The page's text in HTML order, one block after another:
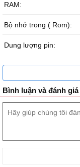
RAM:
Bộ nhớ trong ( Rom):
Dung lượng pin:
Bình luận và đánh giá